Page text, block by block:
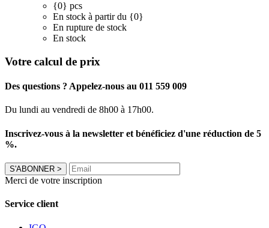
{0} pcs
En stock à partir du {0}
En rupture de stock
En stock
Votre calcul de prix
Des questions ? Appelez-nous au 011 559 009
Du lundi au vendredi de 8h00 à 17h00.
Inscrivez-vous à la newsletter et bénéficiez d'une réduction de 5
%.
S'ABONNER >
Merci de votre inscription
Service client